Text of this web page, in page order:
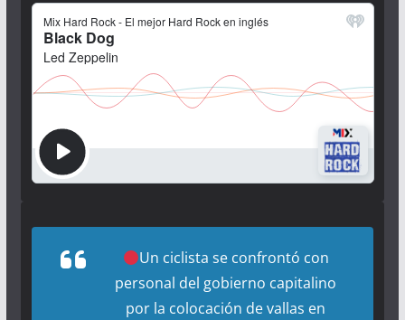
Un ciclista se confrontó con
personal del gobierno capitalino
por la colocación de vallas en